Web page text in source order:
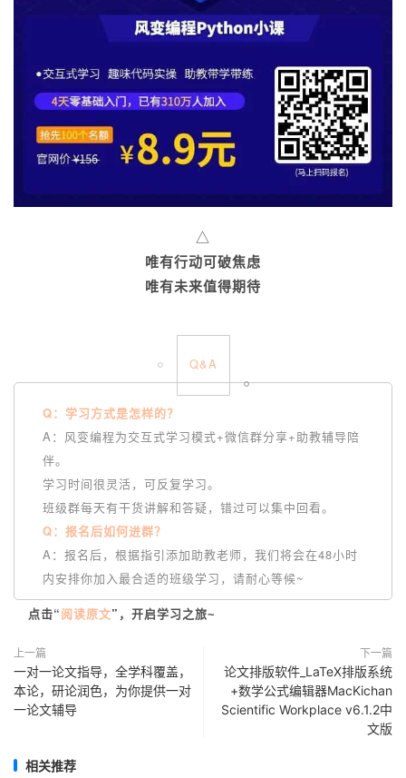
△
唯有行动可破焦虑
唯有未来值得期待
Q&A
Q：学习方式是怎样的？
A：风变编程为交互式学习模式+微信群分享+助教辅导陪
伴。
学习时间很灵活，可反复学习。
班级群每天有干货讲解和答疑，错过可以集中回看。
Q：报名后如何进群？
A：报名后，根据指引添加助教老师，我们将会在48小时
内安排你加入最合适的班级学习，请耐心等候~
点击“阅读原文” ，开启学习之旅~
上一篇
一对一论文指导，全学科覆盖，
本论，研论润色，为你提供一对
一论文辅导
下一篇
论文排版软件_LaTeX排版系统
+数学公式编辑器MacKichan
Scientific Workplace v6.1.2中
文版
相关推荐